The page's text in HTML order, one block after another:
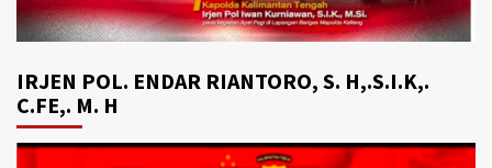
IRJEN POL. ENDAR RIANTORO, S. H,.S.I.K,.
C.FE,. M. H